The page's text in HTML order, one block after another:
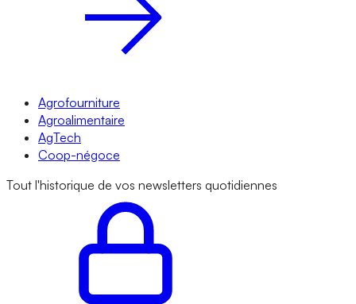
Agrofourniture
Agroalimentaire
AgTech
Coop-négoce
Tout l'historique de vos newsletters quotidiennes